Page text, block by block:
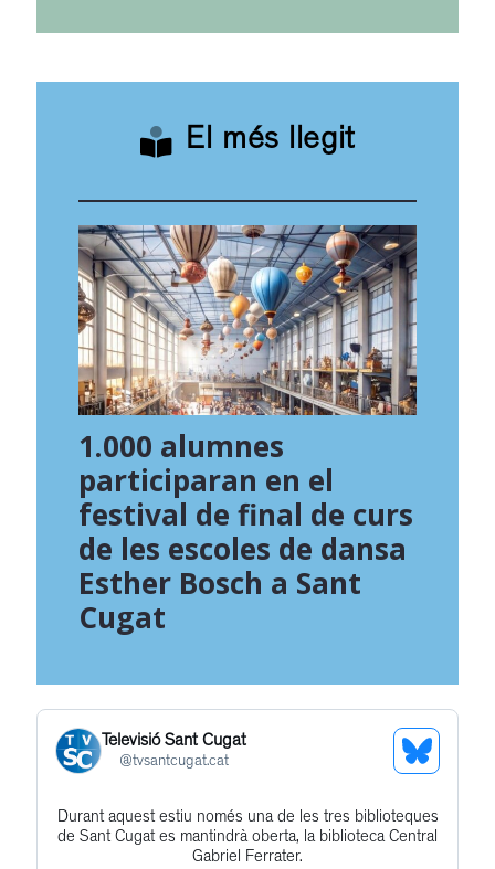
El més llegit
1.000 alumnes
participaran en el
festival de final de curs
de les escoles de dansa
Esther Bosch a Sant
Cugat
Televisió Sant Cugat
@tvsantcugat.cat
See
Profile
Get
to
Durant aquest estiu només una de les tres biblioteques
de Sant Cugat es mantindrà oberta, la biblioteca Central
Gabriel Ferrater.